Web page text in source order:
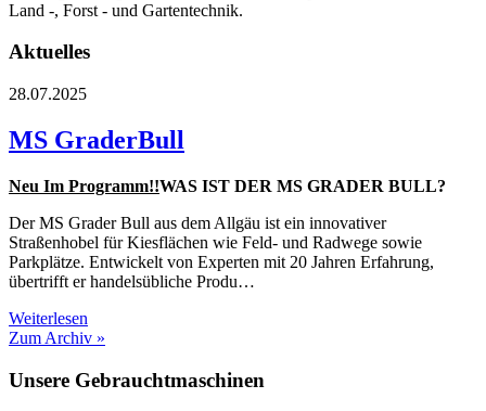
Land -, Forst - und Gartentechnik.
Aktuelles
28.07.2025
MS GraderBull
Neu Im Programm!!WAS IST DER MS GRADER BULL?
Der MS Grader Bull aus dem Allgäu ist ein innovativer
Straßenhobel für Kiesflächen wie Feld- und Radwege sowie
Parkplätze. Entwickelt von Experten mit 20 Jahren Erfahrung,
übertrifft er handelsübliche Produ…
Weiterlesen
Zum Archiv »
Unsere Gebrauchtmaschinen